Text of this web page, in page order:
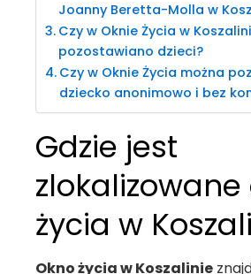
Joanny Beretta-Molla w
Czy w Oknie Życia w
pozostawiano dzieci?
Czy w Oknie Życia można
dziecko anonimowo i bez
Gdzie jest
zlokalizowane
życia w
Okno życia w Koszalinie